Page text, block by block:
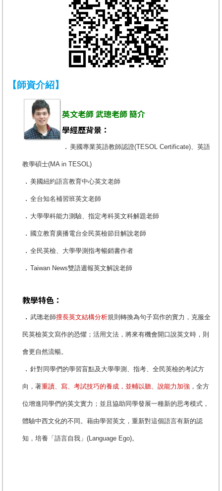
【師資介紹】
英文老師 武璁老師 簡介
學經歷背景：
．美國專業英語教師認證(TESOL Certificate)、英語
教學碩士(MA in TESOL)
．美國紐約語言教育中心英文老師
．全台知名補習班英文老師
． 大學學科能力測驗、指定考科英文科解題老師
． 國立教育廣播電台全民英檢節目解說老師
．全民英檢、大學學測指考暢銷書作者
．Taiwan News雙語週報英文解說老師
教學特色：
．武璁老師擅長英文結構分析規則轉換為句子寫作的實力，克服全
民英檢英文寫作的恐懼；活用文法，將來有機會開口說英文時，則
會更自然流暢。
．針對同學們的學習盲點及大學學測、指考、全民英檢的考試方
向，著重讀、寫、考試技巧的養成，並輔以聽、說能力加強 ，全方
位增進同學們的英文實力；並且協助同學發展一種新的思考模式，
體驗中西文化的不同。藉由學習英文，重新對這個語言有新的認
知，培養「語言自我」(Language Ego)。